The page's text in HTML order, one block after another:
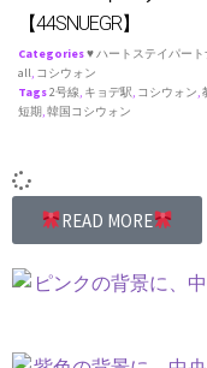
【44SNUEGR】
Categories♥ ハートステイパー
all, コシウォン
Tags2号線, キョデ駅, コシウォン,
短期,韓国コシウォン
READ MORE